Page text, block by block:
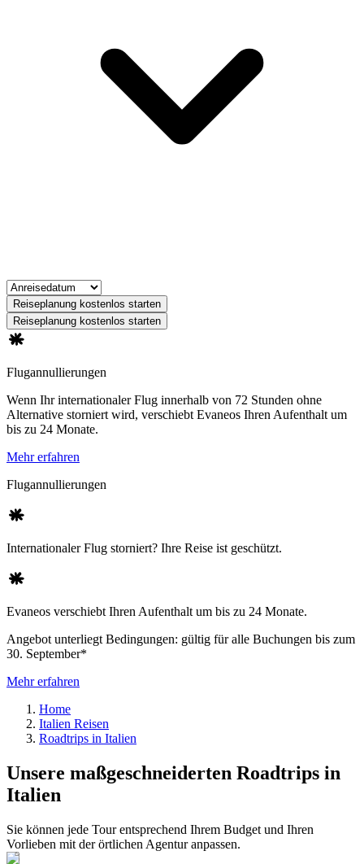
Reiseplanung kostenlos starten
Reiseplanung kostenlos starten
Flugannullierungen
Wenn Ihr internationaler Flug innerhalb von 72 Stunden ohne
Alternative storniert wird, verschiebt Evaneos Ihren Aufenthalt um
bis zu 24 Monate.
Mehr erfahren
Flugannullierungen
Internationaler Flug storniert? Ihre Reise ist geschützt.
Evaneos verschiebt Ihren Aufenthalt um bis zu 24 Monate.
Angebot unterliegt Bedingungen: gültig für alle Buchungen bis zum
30. September*
Mehr erfahren
Home
Italien Reisen
Roadtrips in Italien
Unsere maßgeschneiderten Roadtrips in
Italien
Sie können jede Tour entsprechend Ihrem Budget und Ihren
Vorlieben mit der örtlichen Agentur anpassen.